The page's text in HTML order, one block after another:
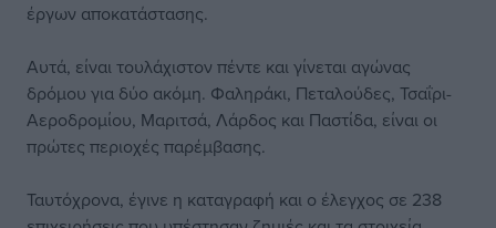
έργων αποκατάστασης.
Αυτά, είναι τουλάχιστον πέντε και γίνεται αγώνας
δρόμου για δύο ακόμη. Φαληράκι, Πεταλούδες, Τσαΐρι-
Αεροδρομίου, Μαριτσά, Λάρδος και Παστίδα, είναι οι
πρώτες περιοχές παρέμβασης.
Ταυτόχρονα, έγινε η καταγραφή και ο έλεγχος σε 238